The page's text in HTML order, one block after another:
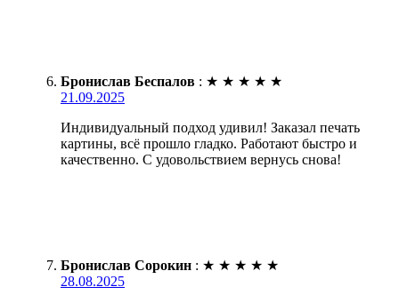
Бронислав Беспалов : ★ ★ ★ ★ ★
21.09.2025
Индивидуальный подход удивил! Заказал печать
картины, всё прошло гладко. Работают быстро и
качественно. С удовольствием вернусь снова!
Бронислав Сорокин : ★ ★ ★ ★ ★
28.08.2025